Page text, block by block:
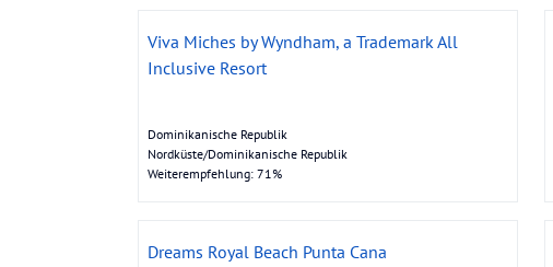
Viva Miches by Wyndham, a Trademark All
Inclusive Resort
Dominikanische Republik
Nordküste/Dominikanische Republik
Weiterempfehlung: 71%
Dreams Royal Beach Punta Cana